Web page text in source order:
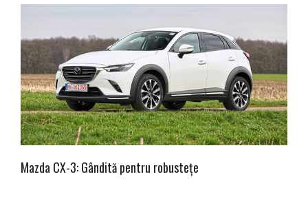
Mazda CX-3: Gândită pentru robustețe